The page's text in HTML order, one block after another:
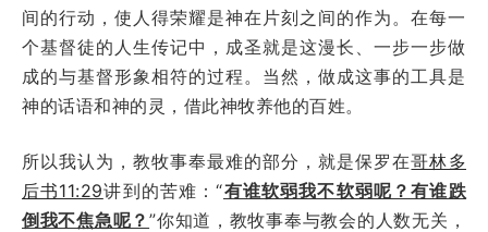
间的行动，使人得荣耀是神在片刻之间的作为。在每一
个基督徒的人生传记中，成圣就是这漫长、一步一步做
成的与基督形象相符的过程。当然，做成这事的工具是
神的话语和神的灵，借此神牧养他的百姓。
所以我认为，教牧事奉最难的部分，就是保罗在哥林多
后书11:29讲到的苦难：“有谁软弱我不软弱呢？有谁跌
倒我不焦急呢？”你知道，教牧事奉与教会的人数无关，